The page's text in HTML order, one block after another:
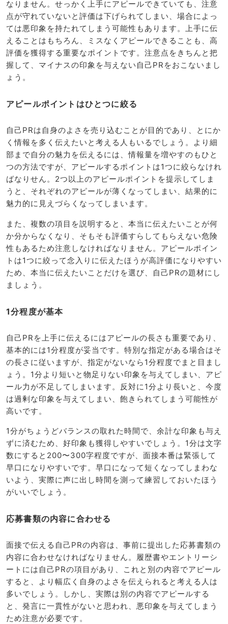
なりません。せっかく上手にアピールできていても、注意
点が守れていないと評価は下げられてしまい、場合によっ
ては悪印象を持たれてしまう可能性もあります。上手に伝
えることはもちろん、ミスなくアピールできることも、高
評価を獲得する重要なポイントです。注意点をきちんと把
握して、マイナスの印象を与えない自己PRをおこないまし
ょう。
アピールポイントはひとつに絞る
自己PRは自身のよさを売り込むことが目的であり、とにか
く情報を多く伝えたいと考える人もいるでしょう。より細
部まで自分の魅力を伝えるには、情報量を増やすのもひと
つの方法ですが、アピールするポイントは1つに絞らなけれ
ばなりせん。2つ以上のアピールポイントを提示してしま
うと、それぞれのアピールが薄くなってしまい、結果的に
魅力的に見えづらくなってしまいます。
また、複数の項目を説明すると、本当に伝えたいことが何
か分からなくなり、そもそも評価すらしてもらえない危険
性もあるため注意しなければなりません。アピールポイン
トは1つに絞って念入りに伝えたほうが高評価になりやすい
ため、本当に伝えたいことだけを選び、自己PRの題材にし
ましょう。
1分程度が基本
自己PRを上手に伝えるにはアピールの長さも重要であり、
基本的には1分程度が妥当です。特別な指定がある場合はそ
の長さに従いますが、指定がないなら1分程度でまと目まし
ょう。1分より短いと物足りない印象を与えてしまい、アピ
ール力が不足してしまいます。反対に1分より長いと、今度
は過剰な印象を与えてしまい、飽きられてしまう可能性が
高いです。
1分がちょうどバランスの取れた時間で、余計な印象も与え
ずに済むため、好印象も獲得しやすいでしょう。1分は文字
数にすると200〜300字程度ですが、面接本番は緊張して
早口になりやすいです。早口になって短くなってしまわな
いよう、実際に声に出し時間を測って練習しておいたほう
がいいでしょう。
応募書類の内容に合わせる
面接で伝える自己PRの内容は、事前に提出した応募書類の
内容に合わせなければなりません。履歴書やエントリーシ
ートには自己PRの項目があり、これと別の内容でアピール
すると、より幅広く自身のよさを伝えられると考える人は
多いでしょう。しかし、実際は別の内容でアピールする
と、発言に一貫性がないと思われ、悪印象を与えてしまう
ため注意が必要です。